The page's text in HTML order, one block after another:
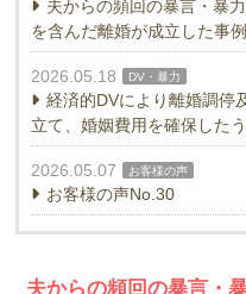
夫からの頻回の暴言・暴
を含んだ離婚が成立した事例
2026.05.18 DV・暴力
経済的DVにより離婚調停
立て、婚姻費用を確保した
2026.05.07 お客様の声
お客様の声No.30
夫からの頻回の暴言・